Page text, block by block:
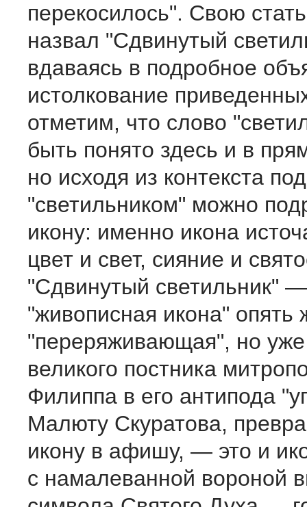
перекосилось". Свою
назвал "Сдвинутый
вдаваясь в подробное
истолкование
отметим, что слово
быть понято здесь и в
но исходя из контекста под
"светильником" можно
икону: именно икона
цвет и свет, сияние и
"Сдвинутый светильник"
"живописная икона" опять
"переряживающая", но уже
великого постника
Филиппа в его антипода
Малюту Скуратова,
икону в афишу, — это и
с намалеванной вороной